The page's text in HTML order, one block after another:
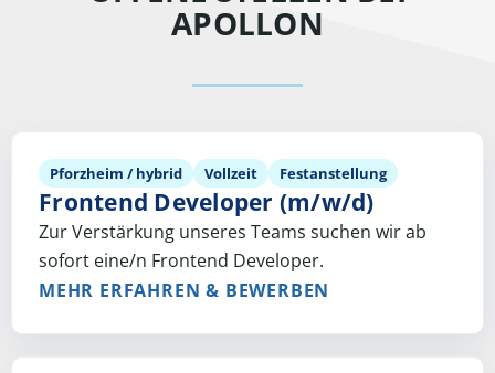
APOLLON
Pforzheim / hybrid Vollzeit Festanstellung
Frontend Developer (m/w/d)
Zur Verstärkung unseres Teams suchen wir ab
sofort eine/n Frontend Developer.
MEHR ERFAHREN & BEWERBEN